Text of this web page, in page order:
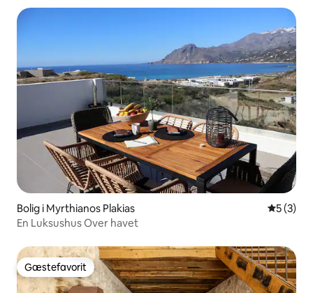
Bolig i Myrthianos Plakias 5 ud af 5
5 (3)
En Luksushus Over havet
Gæstefavorit
Gæstefavorit